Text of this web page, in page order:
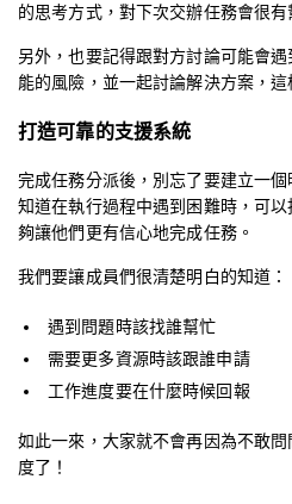
的思考方式，對下次交辦任務會很有
另外，也要記得跟對方討論可能會
能的風險，並一起討論解決方案，
打造可靠的支援系統
完成任務分派後，別忘了要建立一
知道在執行過程中遇到困難時，可
夠讓他們更有信心地完成任務。
我們要讓成員們很清楚明白的知道：
遇到問題時該找誰幫忙
需要更多資源時該跟誰申請
工作進度要在什麼時候回報
如此一來，大家就不會再因為不敢
度了！